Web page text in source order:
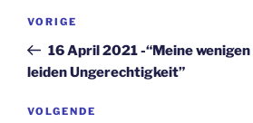
Vorig
bericht
VORIGE
16 April 2021 -“Meine
leiden Ungerechtigkeit”
Volgend
VOLGENDE